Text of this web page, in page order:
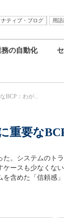
ナティブ・ブログ
用
務の自動化
BCP：わが...
重要な
。システムのト
ースも少なくな
含めた「信頼感